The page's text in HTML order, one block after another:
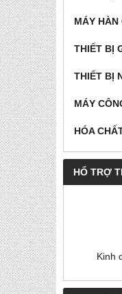
MÁY HÀN
THIẾT BỊ
THIẾT BỊ
MÁY
HÓA
HỔ TRỢ
Kinh